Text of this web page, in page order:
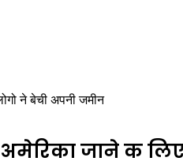
ने बेची अपनी जमीन
जाने क